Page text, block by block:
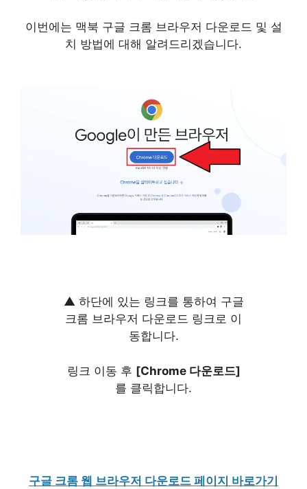
이번에는 맥북 구글 크롬 브라우저 다운로드 및 설
치 방법에 대해 알려드리겠습니다.
▲ 하단에 있는 링크를 통하여 구글
크롬 브라우저 다운로드 링크로 이
동합니다.
링크 이동 후 [Chrome 다운로드]
를 클릭합니다.
구글 크롬 웹 브라우저 다운로드 페이지 바로가기